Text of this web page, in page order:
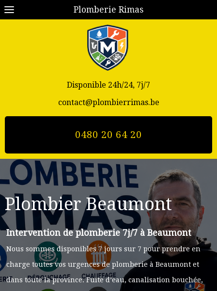
Plomberie Rimas
Disponible 24h/24, 7j/7
contact@plombierrimas.be
0480 20 64 20
Plombier Beaumont
Intervention de plomberie 7j/7 à Beaumont
Nous sommes disponibles 7 jours sur 7 pour prendre en
charge toutes vos urgences de plomberie à Beaumont et
dans toute la province. Fuite d’eau, canalisation bouchée,